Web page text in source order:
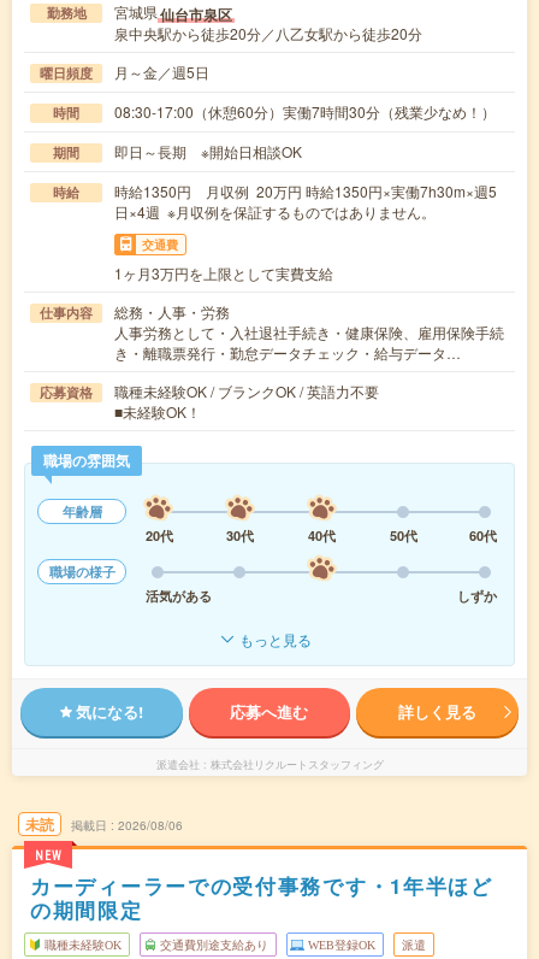
勤務地 宮城県仙台市泉区
泉中央駅から徒歩20分／八乙女駅から徒歩20分
曜日頻度 月～金／週5日
時間 08:30-17:00（休憩60分）実働7時間30分（残業少なめ！）
期間 即日～長期 ※開始日相談OK
時給
時給1350円 月収例 20万円 時給1350円×実働7h30m×週5
日×4週 ※月収例を保証するものではありません。
交通費
1ヶ月3万円を上限として実費支給
仕事内容
総務・人事・労務
人事労務として・入社退社手続き・健康保険、雇用保険手続
き・離職票発行・勤怠データチェック・給与データ…
応募資格
職種未経験OK / ブランクOK / 英語力不要
■未経験OK！
職場の雰囲気
年齢層
20代
30代 40代 50代
60代
職場の様子
活気がある
しずか
もっと見る
気になる! 応募へ進む 詳しく見る
派遣会社 株式会社リクルートスタッフィング
未読
NEW
掲載日 2026/08/06
カーディーラーでの受付事務です・1年半ほど
の期間限定
職種未経験OK 交通費別途支給あり WEB登録OK 派遣